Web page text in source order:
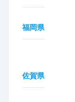
福岡県
佐賀県